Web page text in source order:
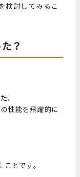
検討してみるこ
？
、
性能を飛躍的に
とです。